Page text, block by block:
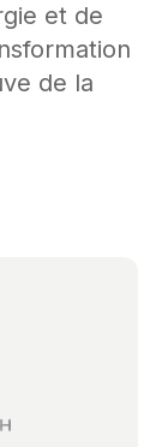
et de
de la